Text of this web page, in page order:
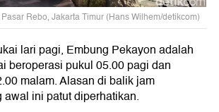
Rebo, Jakarta Timur (Hans Wilhem/detikcom)
lari pagi, Embung Pekayon adalah
beroperasi pukul 05.00 pagi dan
malam. Alasan di balik jam
ini patut diperhatikan.